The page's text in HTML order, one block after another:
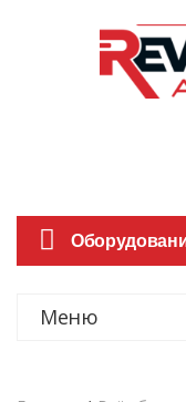
Меню